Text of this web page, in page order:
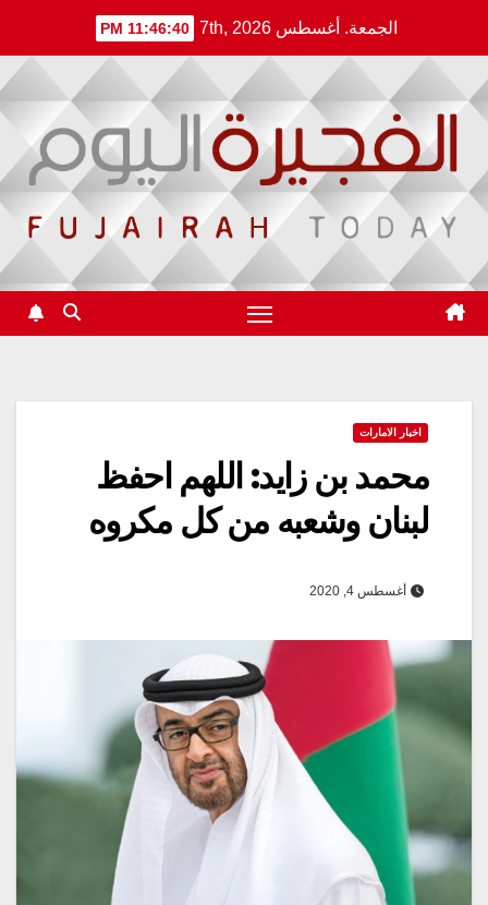
content
الجمعة. أغسطس 7th, 2026 11:46:41 PM
اخبار الامارات
محمد بن زايد: اللهم احفظ
لبنان وشعبه من كل مكروه
أغسطس 4, 2020